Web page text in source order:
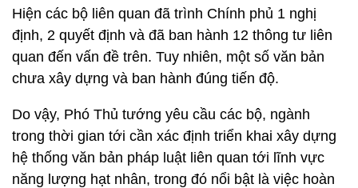
Hiện các bộ liên quan đã trình Chính phủ 1 nghị
định, 2 quyết định và đã ban hành 12 thông tư liên
quan đến vấn đề trên. Tuy nhiên, một số văn bản
chưa xây dựng và ban hành đúng tiến độ.
Do vậy, Phó Thủ tướng yêu cầu các bộ, ngành
trong thời gian tới cần xác định triển khai xây dựng
hệ thống văn bản pháp luật liên quan tới lĩnh vực
năng lượng hạt nhân, trong đó nổi bật là việc hoàn